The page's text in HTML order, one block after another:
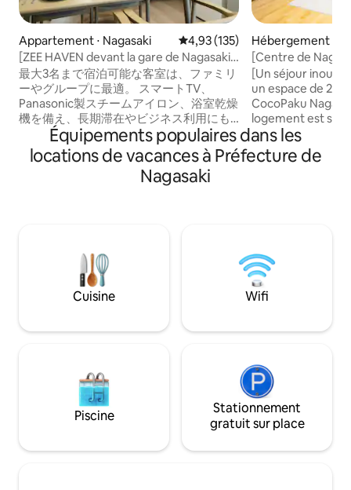
Appartement ⋅ Nagasaki Évaluation moyenne sur la
4,93 (135)
[ZEE HAVEN devant la gare de Nagasaki]
À 4 minutes de la gare de Nagasaki | À 7
minutes à pied du terminal de bus de la
gare de Nagasaki | Prix G Mark Design...
最大3名まで宿泊可能な客室は、ファミリ
ーやグループに最適。 スマートTV、
Panasonic製スチームアイロン、浴室乾燥
機を備え、長期滞在やビジネス利用にも
対応します。 バルコニーでは街並みを眺
めながらくつろぎ、ながさきみなとまつ
り期間中は花火鑑賞も可能。 長崎の魅力
を、快適さと美しさの中で味わう。 それ
大：3名 バス・トイレ別／ウォシュレット
完備／浴室乾燥機 ◆ 間取り リビング・寝
室1・寝室2・キッチン・バスルーム・ト
イレ ◆ 寝室 寝室1：シングルベッド×2 寝
◆ キッチン家電 ガスコンロ 2口 冷蔵庫｜
な板 フライ返し｜おたま トング｜泡立て
器 はけ｜へら ピーラー｜はさみ 計量スプ
ーン｜計量カップ ボウル｜ザル すりおろ
し器 ◆ 食器・カトラリー ※基本的な物は
宿泊人数様分をご用意しております。 茶
碗｜平皿 箸｜スプーン｜フォーク｜ナイ
Hébergement ⋅
[Centre de
Entière villa
canapé géant |
[Un séjour
un espace de 200
CocoPaku Nagasaki
logement est
pont Shianbashi
quartier chinois
un endroit
gratuit pour 2
dans le centre. Le salon spacieux, où
même les grands
détendre, est
Netflix pour une
Ryukyu, évoque
offre un espace
enfants.Vous y
une cuisine
vous pouvez
grands groupes,
Équipements populaires dans les
locations de vacances à Préfecture de
Nagasaki
Cuisine Wifi
Piscine
Stationnement
gratuit sur place